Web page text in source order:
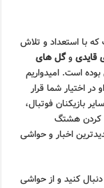
با استعداد و تلاش
قایدیوگل های
است. امیدواریم
در اختیار شما قرار
بازیکنان فوتبال،
کردن هشتگ
اخبار و حواشی
کنید و از حواشی